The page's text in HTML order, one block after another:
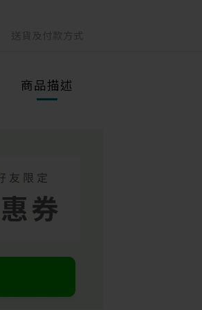
送貨及付款方式
商品描述